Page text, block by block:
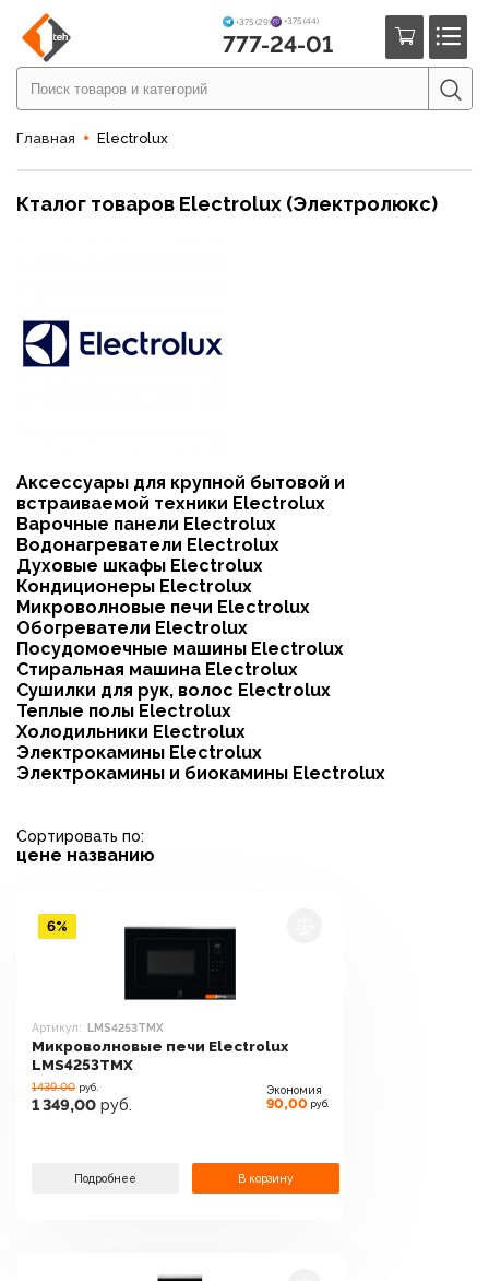
+375 (29) +375 (44)
777-24-01
Главная Electrolux
Кталог товаров Electrolux (Электролюкс)
Аксессуары для крупной бытовой и
встраиваемой техники Electrolux
Варочные панели Electrolux
Водонагреватели Electrolux
Духовые шкафы Electrolux
Кондиционеры Electrolux
Микроволновые печи Electrolux
Обогреватели Electrolux
Посудомоечные машины Electrolux
Стиральная машина Electrolux
Сушилки для рук, волос Electrolux
Теплые полы Electrolux
Холодильники Electrolux
Электрокамины Electrolux
Электрокамины и биокамины Electrolux
Сортировать по:
цене названию
Артикул: LMS4253TMX
Микроволновые печи Electrolux
LMS4253TMX
1439.00 руб.
1 349,00 руб.
Экономия
90,00 руб.
Подробнее В корзину
6%